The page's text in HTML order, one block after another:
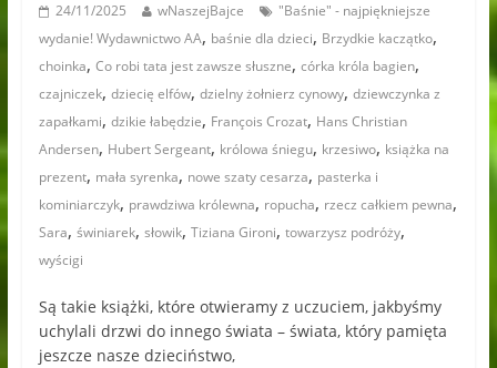
24/11/2025 wNaszejBajce
"Baśnie" - najpiękniejsze
wydanie! Wydawnictwo AA, baśnie dla dzieci, Brzydkie kaczątko,
choinka, Co robi tata jest zawsze słuszne, córka króla bagien,
czajniczek, dziecię elfów, dzielny żołnierz cynowy, dziewczynka z
zapałkami, dzikie łabędzie, François Crozat, Hans Christian
Andersen, Hubert Sergeant, królowa śniegu, krzesiwo, książka na
prezent, mała syrenka, nowe szaty cesarza, pasterka i
kominiarczyk, prawdziwa królewna, ropucha, rzecz całkiem pewna,
Sara, świniarek, słowik, Tiziana Gironi, towarzysz podróży,
wyścigi
Są takie książki, które otwieramy z uczuciem, jakbyśmy
uchylali drzwi do innego świata – świata, który pamięta
jeszcze nasze dzieciństwo,